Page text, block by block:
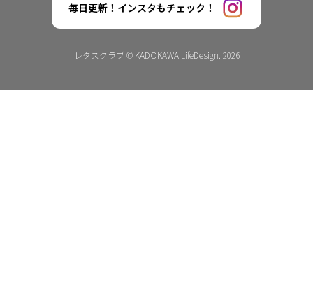
毎日更新！インスタもチェック！
レタスクラブ © KADOKAWA LifeDesign. 2026